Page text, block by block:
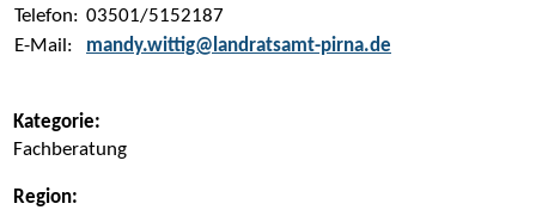
Telefon: 03501/5152187
E-Mail:
mandy.wittig@landratsamt-pirna.de
Kategorie:
Fachberatung
Region: